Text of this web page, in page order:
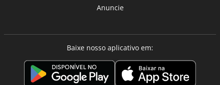
Anuncie
Baixe nosso aplicativo em: